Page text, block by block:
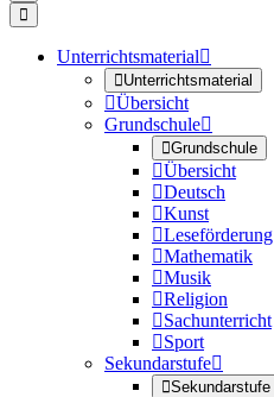

Unterrichtsmaterial
Unterrichtsmaterial
Übersicht
Grundschule
Grundschule
Übersicht
Deutsch
Kunst
Leseförderung
Mathematik
Musik
Religion
Sachunterricht
Sport
Sekundarstufe
Sekundarstufe